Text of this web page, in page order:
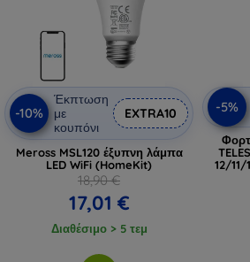
-10%
Έκπτωση
με
κουπόνι
EXTRA10
Meross MSL120 έξυπνη λάμπα
LED WiFi (HomeKit)
18,90 €
17,01 €
Διαθέσιμο > 5 τεμ
-5%
12/